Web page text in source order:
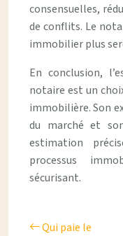
consensuelles,
de conflits. Le
immobilier plus
En conclusion,
notaire est un
immobilière. Son
du marché et
estimation
processus
sécurisant.
Qui paie le